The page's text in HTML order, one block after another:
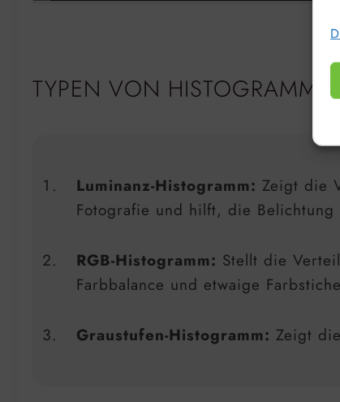
TYPEN VON HISTOGRAMMEN
Luminanz-Histogramm: Zeigt die
Fotografie und hilft, die
RGB-Histogramm: Stellt die
Farbbalance und etwaige
Graustufen-Histogramm: Zeigt